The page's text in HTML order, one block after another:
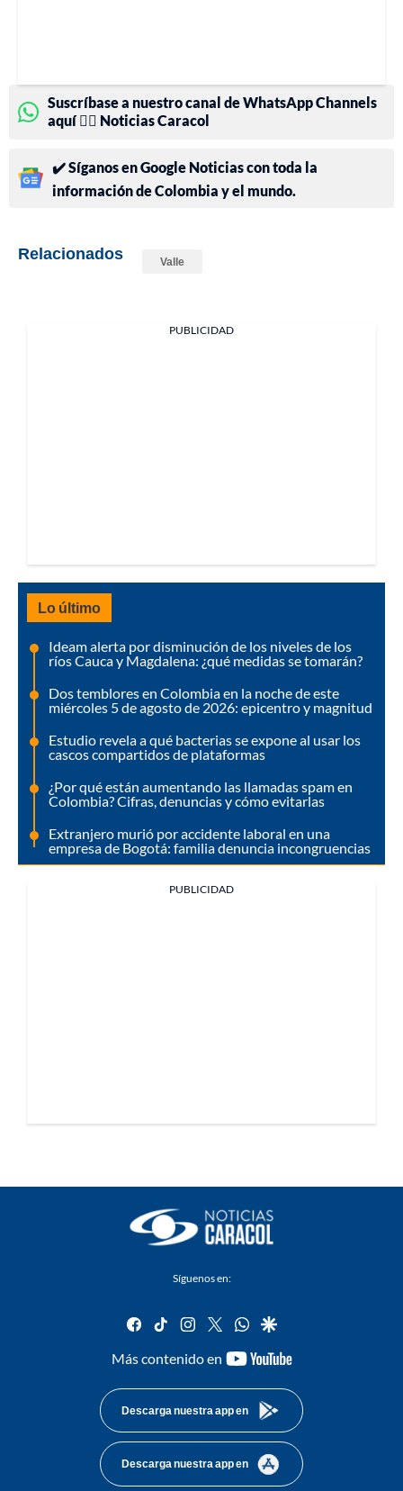
Suscríbase a nuestro canal de WhatsApp Channels
aquí 👉🏻 Noticias Caracol
✔️ Síganos en Google Noticias con toda la
información de Colombia y el mundo.
Relacionados Valle
PUBLICIDAD
Lo último
Ideam alerta por disminución de los niveles de los
ríos Cauca y Magdalena: ¿qué medidas se tomarán?
Dos temblores en Colombia en la noche de este
miércoles 5 de agosto de 2026: epicentro y magnitud
Estudio revela a qué bacterias se expone al usar los
cascos compartidos de plataformas
¿Por qué están aumentando las llamadas spam en
Colombia? Cifras, denuncias y cómo evitarlas
Extranjero murió por accidente laboral en una
empresa de Bogotá: familia denuncia incongruencias
PUBLICIDAD
Síguenos en:
facebook
tiktok instagram
twitterwhatsapp
google
Más contenido en
youtube-
Descarga nuestra app en
Descarga nuestra app en